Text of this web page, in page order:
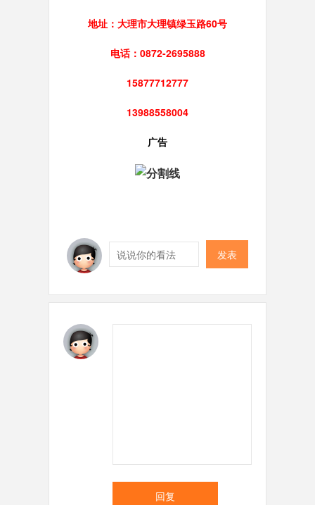
地址：大理市大理镇绿玉路60号
电话：0872-2695888
15877712777
13988558004
广告
发表
回复